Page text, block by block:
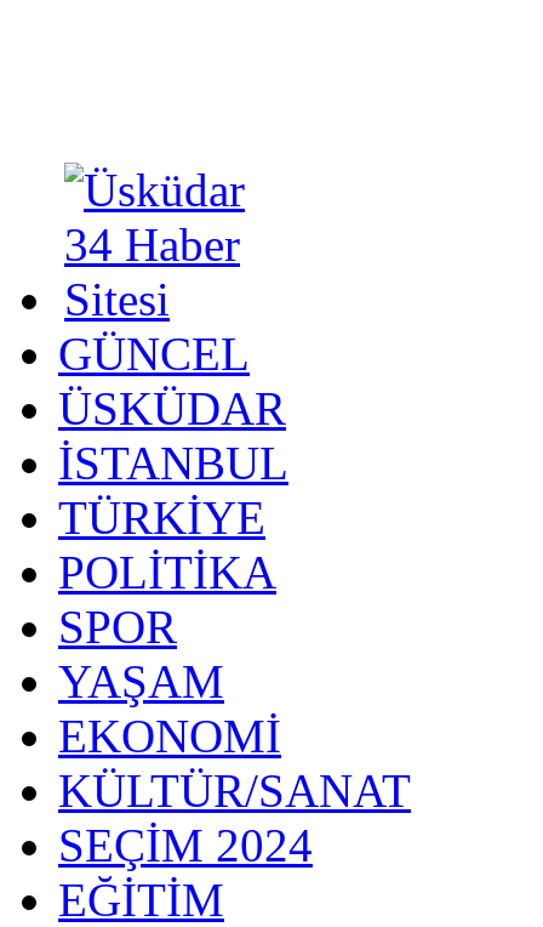
GÜNCEL
ÜSKÜDAR
İSTANBUL
TÜRKİYE
POLİTİKA
SPOR
YAŞAM
EKONOMİ
KÜLTÜR/SANAT
SEÇİM 2024
EĞİTİM